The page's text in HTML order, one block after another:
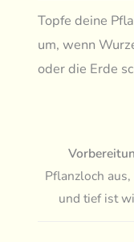
Topfe deine
um, wenn
oder die Erde
Pflanzloch
und tief ist